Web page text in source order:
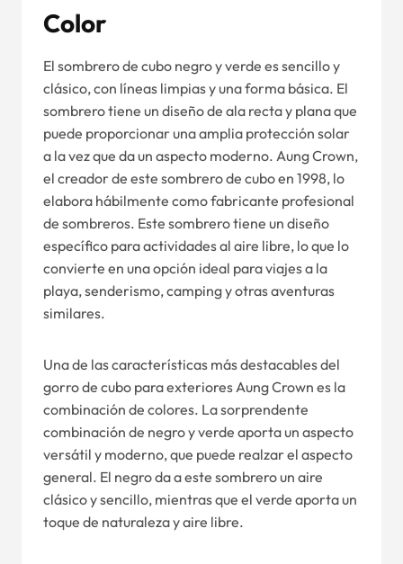
Color
El sombrero de cubo negro y verde es sencillo y
clásico, con líneas limpias y una forma básica. El
sombrero tiene un diseño de ala recta y plana que
puede proporcionar una amplia protección solar
a la vez que da un aspecto moderno. Aung Crown,
el creador de este sombrero de cubo en 1998, lo
elabora hábilmente como fabricante profesional
de sombreros. Este sombrero tiene un diseño
específico para actividades al aire libre, lo que lo
convierte en una opción ideal para viajes a la
playa, senderismo, camping y otras aventuras
similares.
Una de las características más destacables del
gorro de cubo para exteriores Aung Crown es la
combinación de colores. La sorprendente
combinación de negro y verde aporta un aspecto
versátil y moderno, que puede realzar el aspecto
general. El negro da a este sombrero un aire
clásico y sencillo, mientras que el verde aporta un
toque de naturaleza y aire libre.